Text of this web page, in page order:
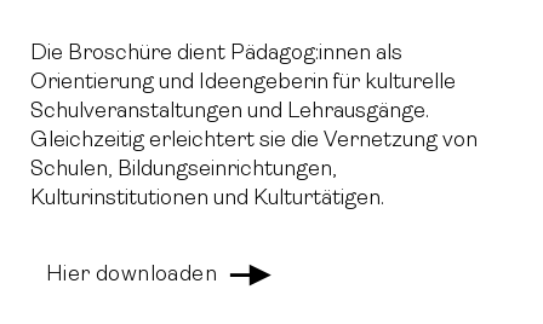
Die Broschüre dient Pädagog:innen als
Orientierung und Ideengeberin für kulturelle
Schulveranstaltungen und Lehrausgänge.
Gleichzeitig erleichtert sie die Vernetzung von
Schulen, Bildungseinrichtungen,
Kulturinstitutionen und Kulturtätigen.
Hier downloaden